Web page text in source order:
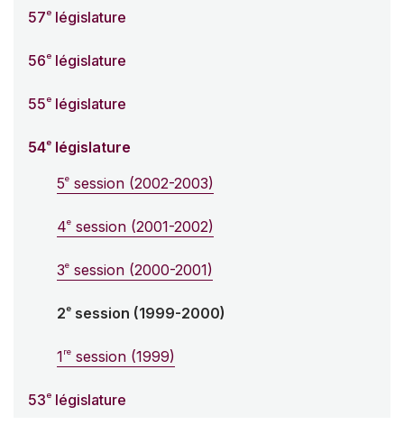
57e législature
56e législature
55e législature
54e législature
5e session (2002-2003)
4e session (2001-2002)
3e session (2000-2001)
2e session (1999-2000)
1re session (1999)
53e législature